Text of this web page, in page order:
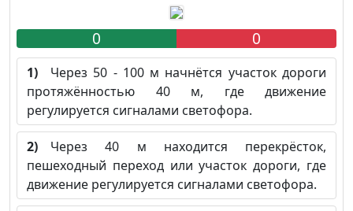
0 0
1) Через 50 - 100 м начнётся участок дороги
протяжённостью 40 м, где движение
регулируется сигналами светофора.
2) Через 40 м находится перекрёсток,
пешеходный переход или участок дороги, где
движение регулируется сигналами светофора.